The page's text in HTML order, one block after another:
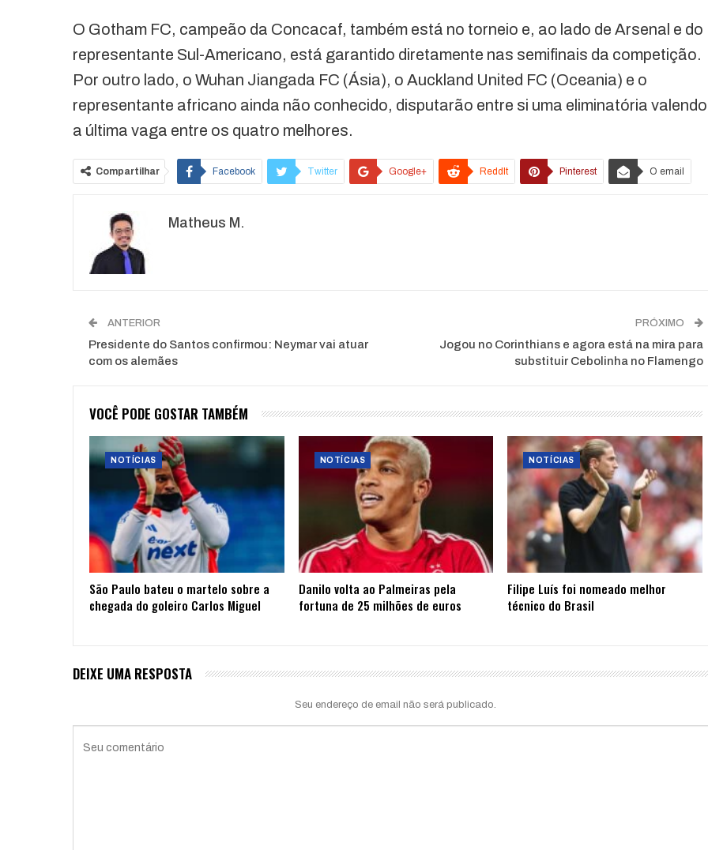
O Gotham FC, campeão da Concacaf, também está no torneio e, ao lado de Arsenal e do
representante Sul-Americano, está garantido diretamente nas semifinais da competição.
Por outro lado, o Wuhan Jiangada FC (Ásia), o Auckland United FC (Oceania) e o
representante africano ainda não conhecido, disputarão entre si uma eliminatória valendo
a última vaga entre os quatro melhores.
Compartilhar Facebook Twitter Google+ ReddIt Pinterest O email
Matheus M.
ANTERIOR
Presidente do Santos confirmou: Neymar vai atuar
com os alemães
PRÓXIMO
Jogou no Corinthians e agora está na mira para
substituir Cebolinha no Flamengo
VOCÊ PODE GOSTAR TAMBÉM
NOTÍCIAS
São Paulo bateu o martelo sobre a
chegada do goleiro Carlos Miguel
NOTÍCIAS
Danilo volta ao Palmeiras pela
fortuna de 25 milhões de euros
NOTÍCIAS
Filipe Luís foi nomeado melhor
técnico do Brasil
DEIXE UMA RESPOSTA
Seu endereço de email não será publicado.